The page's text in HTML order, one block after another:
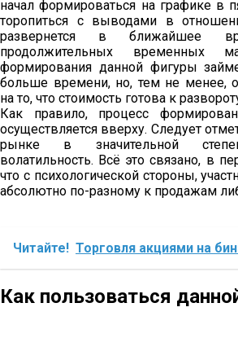
начал формироваться на графике в
торопиться с выводами в
развернется в ближайшее
продолжительных временных
формирования данной фигуры
больше времени, но, тем не менее,
на то, что стоимость готова к
Как правило, процесс
осуществляется вверху. Следует
рынке в значительной
волатильность. Всё это связано, в
что с психологической стороны,
абсолютно по-разному к продажам
Читайте! Торговля акциями на
Как пользоваться